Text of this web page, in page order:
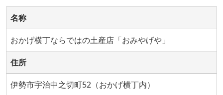
名称
おかげ横丁ならではの土産店「おみやげや」
住所
伊勢市宇治中之切町52（おかげ横丁内）